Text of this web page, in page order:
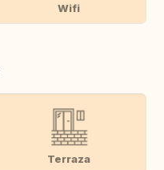
Wifi
Terraza